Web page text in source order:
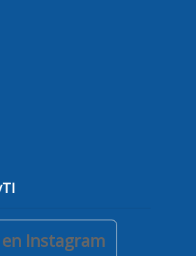
Instagram